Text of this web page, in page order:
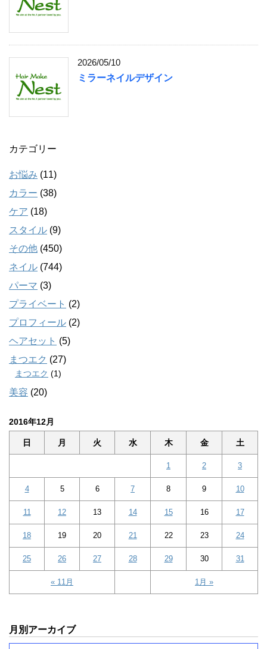
2026/05/10
ミラーネイルデザイン
カテゴリー
お悩み (11)
カラー (38)
ケア (18)
スタイル (9)
その他 (450)
ネイル (744)
パーマ (3)
プライベート (2)
プロフィール (2)
ヘアセット (5)
まつエク (27)
まつエク (1)
美容 (20)
2016年12月
日 月 火 水 木 金 土
« 11月 1月 »
1 2 3
4 5 6 7 8 9 10
11 12 13 14 15 16 17
18 19 20 21 22 23 24
25 26 27 28 29 30 31
月別アーカイブ